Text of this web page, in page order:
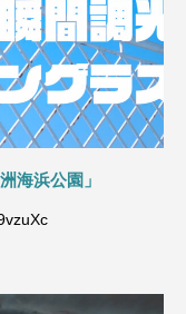
海浜公園」